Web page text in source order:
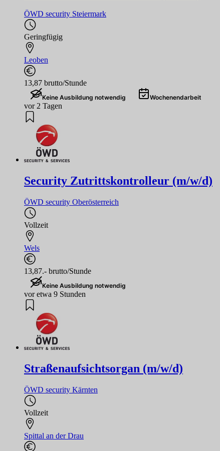
ÖWD security Steiermark
Geringfügig
Leoben
13,87 brutto/Stunde
Keine Ausbildung notwendig Wochenendarbeit
vor 2 Tagen
Security Zutrittskontrolleur (m/w/d)
ÖWD security Oberösterreich
Vollzeit
Wels
13,87.- brutto/Stunde
Keine Ausbildung notwendig
vor etwa 9 Stunden
Straßenaufsichtsorgan (m/w/d)
ÖWD security Kärnten
Vollzeit
Spittal an der Drau